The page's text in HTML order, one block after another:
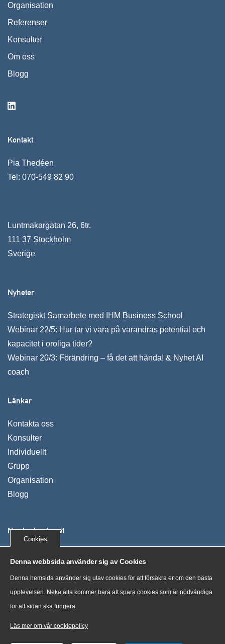
Organisation
Referenser
Konsulter
Om oss
Blogg
Kontakt
Pia Thedéen
Tel: 070-549 82 90
Luntmakargatan 26, 6tr.
111 37 Stockholm
Sverige
Nyheter
Strategiskt Samarbete med IHM Business School
Webinar 22/5: Hur tar vi vara på varandras potential och
kapacitet i oroliga tider?
Webinar 20/3: Förändring – få det att hända! & Nyhet AI
coach
Länkar
Kontakta oss
Konsulter
Individuellt
Grupp
Organisation
Blogg
Nya Ledarskapet
kunder växer, uppnår mer och mår bra genom tydliga
processer och nya sätt att tänka.
“Training costs money. But then so does ignorance.” Sir
Claus Moser, scientist
Cookies
Denna webbsida använder sig av Cookies
Denna hemsida använder sig utav cookies för att försäkra er om den bästa
upplevelsen. Neka alla kommer bara att spara cookies som är nödvändiga
för att sidan ska fungera.
Läs mer om vår cookiepolicy